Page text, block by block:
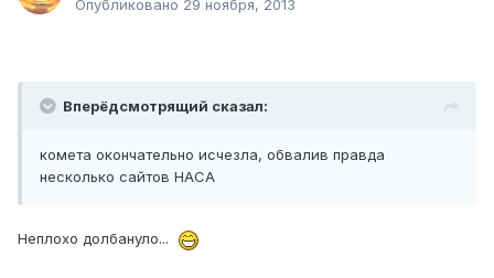
Опубликовано 29 ноября, 2013
Вперёдсмотрящий сказал:
комета окончательно исчезла, обвалив правда
несколько сайтов НАСА
Неплохо долбануло...